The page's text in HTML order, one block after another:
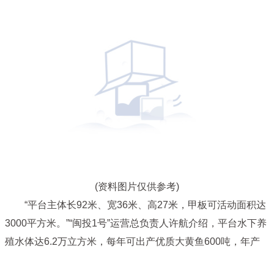
(资料图片仅供参考)
“平台主体长92米、宽36米、高27米，甲板可活动面积达
3000平方米。”“闽投1号”运营总负责人许航介绍，平台水下养
殖水体达6.2万立方米，每年可出产优质大黄鱼600吨，年产